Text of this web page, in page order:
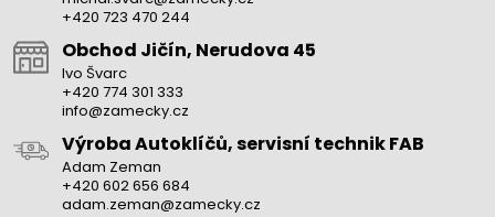
+420 723 470 244
Obchod Jičín, Nerudova 45
Ivo Švarc
+420 774 301 333
info@zamecky.cz
Výroba Autoklíčů, servisní technik FAB
Adam Zeman
+420 602 656 684
adam.zeman@zamecky.cz